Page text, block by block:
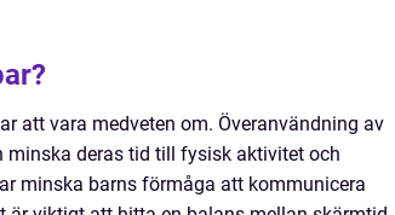
att vara medveten om. Överanvändning av
minska deras tid till fysisk aktivitet och
minska barns förmåga att kommunicera